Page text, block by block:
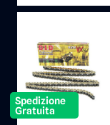
Spedizione
Gratuita